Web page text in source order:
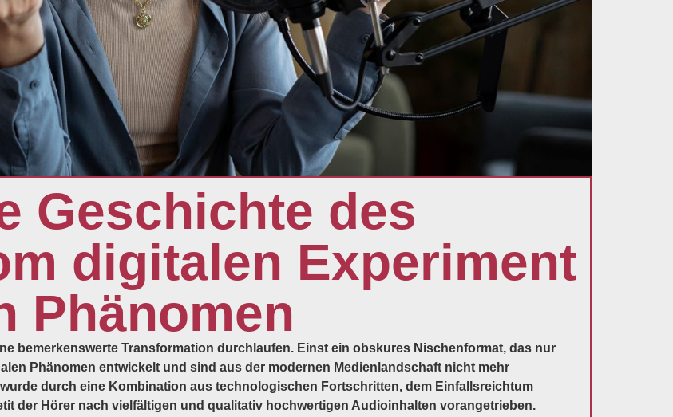
Geschichte des
digitalen Experiment
Phänomen
bemerkenswerte Transformation durchlaufen. Einst ein obskures Nischenformat, das nur
Phänomen entwickelt und sind aus der modernen Medienlandschaft nicht mehr
durch eine Kombination aus technologischen Fortschritten, dem Einfallsreichtum
der Hörer nach vielfältigen und qualitativ hochwertigen Audioinhalten vorangetrieben.